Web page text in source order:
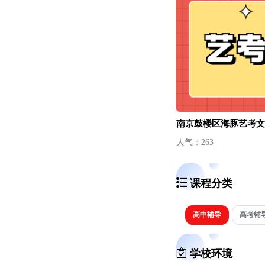
南京鼓楼区海豚艺考
人气：263
课程分类
高中辅导 高考辅
学校环境